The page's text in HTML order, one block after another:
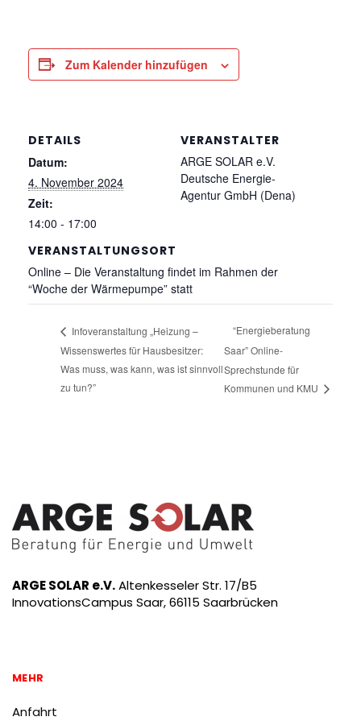
Zum Kalender hinzufügen
DETAILS
Datum:
4. November 2024
Zeit:
14:00 - 17:00
VERANSTALTUNGSORT
Online – Die Veranstaltung findet im Rahmen der
“Woche der Wärmepumpe” statt
VERANSTALTER
ARGE SOLAR e.V.
Deutsche Energie-
Agentur GmbH (Dena)
Infoveranstaltung „Heizung –
Wissenswertes für Hausbesitzer:
Was muss, was kann, was ist sinnvoll
zu tun?”
“Energieberatung
Saar” Online-
Sprechstunde für
Kommunen und KMU
ARGE SOLAR e.V.Altenkesseler Str. 17/B5
InnovationsCampus Saar, 66115 Saarbrücken
MEHR
Anfahrt